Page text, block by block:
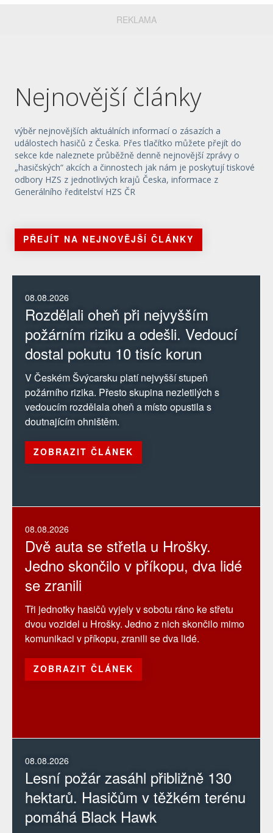
REKLAMA
Nejnovější články
výběr nejnovějších aktuálních informací o zásazích a
událostech hasičů z Česka. Přes tlačítko můžete přejít do
sekce kde naleznete průběžně denně nejnovější zprávy o
„hasičských“ akcích a činnostech jak nám je poskytují tiskové
odbory HZS z jednotlivých krajů Česka, informace z
Generálního ředitelství HZS ČR
PŘEJÍT NA NEJNOVĚJŠÍ ČLÁNKY
08.08.2026
Rozdělali oheň při nejvyšším
požárním riziku a odešli. Vedoucí
dostal pokutu 10 tisíc korun
V Českém Švýcarsku platí nejvyšší stupeň
požárního rizika. Přesto skupina nezletilých s
vedoucím rozdělala oheň a místo opustila s
doutnajícím ohništěm.
ZOBRAZIT ČLÁNEK
08.08.2026
Lesní požár zasáhl přibližně 130
hektarů. Hasičům v těžkém terénu
pomáhá Black Hawk
08.08.2026
Dvě auta se střetla u Hrošky.
Jedno skončilo v příkopu, dva lidé
se zranili
Tři jednotky hasičů vyjely v sobotu ráno ke střetu
dvou vozidel u Hrošky. Jedno z nich skončilo mimo
komunikaci v příkopu, zranili se dva lidé.
ZOBRAZIT ČLÁNEK